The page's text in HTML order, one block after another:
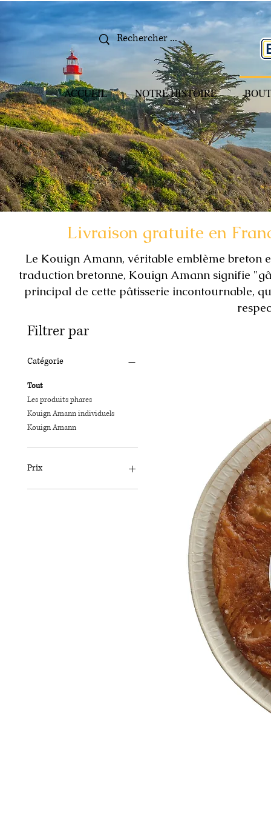
ACCUEIL NOTRE HISTOIRE
Livraison gratuite en
Le Kouign Amann, véritable emblème breton
traduction bretonne, Kouign Amann signifie
principal de cette pâtisserie incontournable,
Filtrer par
Catégorie
Tout
Les produits phares
Kouign Amann individuels
Kouign Amann
Prix